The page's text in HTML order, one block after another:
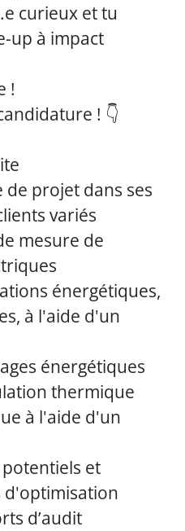
curieux et tu
up à impact
!
! 👇
de projet dans ses
variés
mesure de
énergétiques,
à l'aide d'un
énergétiques
thermique
à l'aide d'un
et
d'optimisation
d’audit